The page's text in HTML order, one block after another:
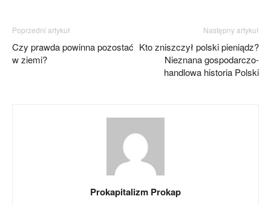
Poprzedni artykuł
Czy prawda powinna pozostać
w ziemi?
Następny artykuł
Kto zniszczył polski pieniądz?
Nieznana gospodarczo-
handlowa historia Polski
Prokapitalizm Prokap